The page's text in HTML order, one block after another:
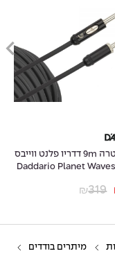
כבל לגיטרה 9m דדריו פלנט ווייבס
- Daddario Planet
₪319
מיתרים בודדים